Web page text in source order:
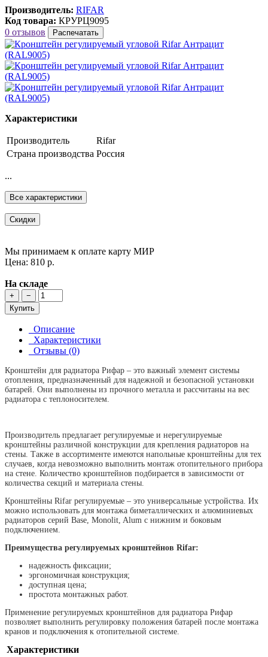
Производитель: RIFAR
Код товара: КРУРЦ9095
0 отзывов
Распечатать
Характеристики
Производитель
Rifar
Страна производства Россия
...
Все характеристики
Скидки
Мы принимаем к оплате карту МИР
Цена: 810 р.
На складе
+
−
Купить
Описание
Характеристики
Отзывы (0)
Кронштейн для радиатора Рифар – это важный элемент системы
отопления, предназначенный для надежной и безопасной установки
батарей. Они выполнены из прочного металла и рассчитаны на вес
радиатора с теплоносителем.
Производитель предлагает регулируемые и нерегулируемые
кронштейны различной конструкции для крепления радиаторов на
стены. Также в ассортименте имеются напольные кронштейны для тех
случаев, когда невозможно выполнить монтаж отопительного прибора
на стене. Количество кронштейнов подбирается в зависимости от
количества секций и материала стены.
Кронштейны Rifar регулируемые – это универсальные устройства. Их
можно использовать для монтажа биметаллических и алюминиевых
радиаторов серий Base, Monolit, Alum с нижним и боковым
подключением.
Преимущества регулируемых кронштейнов Rifar:
надежность фиксации;
эргономичная конструкция;
доступная цена;
простота монтажных работ.
Применение регулируемых кронштейнов для радиатора Рифар
позволяет выполнить регулировку положения батарей после монтажа
кранов и подключения к отопительной системе.
Характеристики